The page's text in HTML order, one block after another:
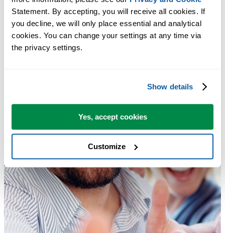
Statement. By accepting, you will receive all cookies. If
you decline, we will only place essential and analytical
cookies. You can change your settings at any time via
the privacy settings.
Show details
Yes, accept cookies
Customize